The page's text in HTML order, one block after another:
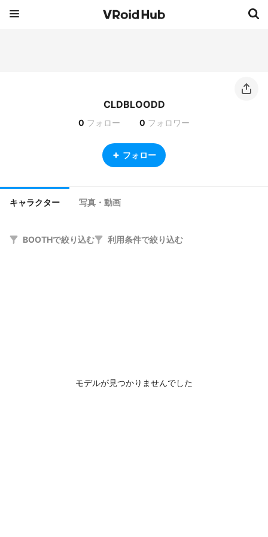
CLDBLOODD
0 フォロー 0 フォロワー
フォロー
キャラクター 写真・動画
BOOTHで絞り込む 利用条件で絞り込む
モデルが見つかりませんでした